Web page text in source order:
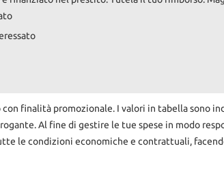
finalità promozionale. I valori in tabella sono
Al fine di gestire le tue spese in modo
le condizioni economiche e contrattuali,